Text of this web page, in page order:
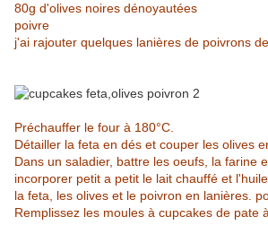
80g d'olives noires dénoyautées
poivre
j'ai rajouter quelques lanières de poivrons
Préchauffer le four à 180°C.
Détailler la feta en dés et couper les olives
Dans un saladier, battre les oeufs, la farine
incorporer petit a petit le lait chauffé et
la feta, les olives et le poivron en lanières.
Remplissez les moules à cupcakes de pate